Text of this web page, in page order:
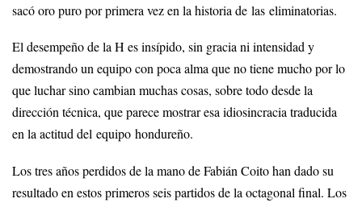
sacó oro puro por primera vez en la historia de las eliminatorias.
El desempeño de la H es insípido, sin gracia ni intensidad y
demostrando un equipo con poca alma que no tiene mucho por lo
que luchar sino cambian muchas cosas, sobre todo desde la
dirección técnica, que parece mostrar esa idiosincracia traducida
en la actitud del equipo hondureño.
Los tres años perdidos de la mano de Fabián Coito han dado su
resultado en estos primeros seis partidos de la octagonal final. Los